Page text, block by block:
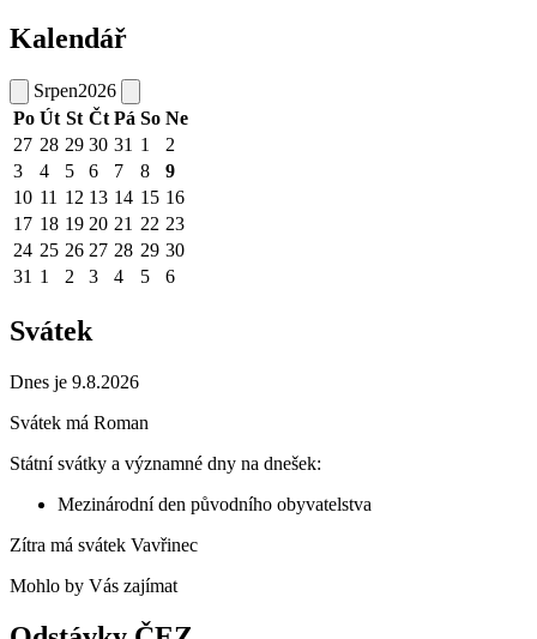
Kalendář
Srpen2026
Po Út St Čt Pá So Ne
27 28 29 30 31 1
2
3
4 5 6 7 8
9
10 11 12 13 14 15 16
17 18 19 20 21 22 23
24 25 26 27 28 29 30
31 1 2 3 4 5 6
Svátek
Dnes je 9.8.2026
Svátek má Roman
Státní svátky a významné dny na dnešek:
Mezinárodní den původního obyvatelstva
Zítra má svátek Vavřinec
Mohlo by Vás zajímat